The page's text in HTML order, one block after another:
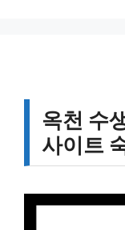
옥천 수
사이트